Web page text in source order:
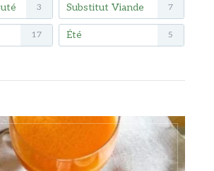
3 Substitut Viande 7
17 Été 5